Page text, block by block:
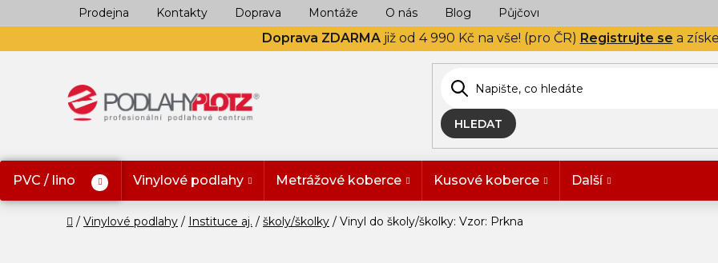
na
Doprava ZDARMA již od 4 990 Kč na vše! (pro ČR) Registrujte se a
Prodejna Kontakty Doprava Montáže O nás Blog Půjčovna
HLEDAT
PVC / lino Vinylové podlahy Metrážové koberce Kusové koberce Další
Domů
Vinylové podlahy Instituce aj. školy/školky Vinyl do školy/školky: Vzor: Prkna